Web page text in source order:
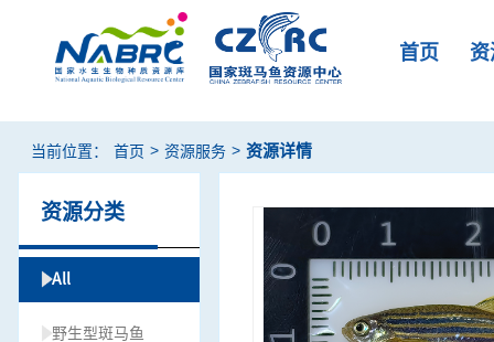
首页
当前位置： 首页 > 资源服务 > 资源详情
资源分类
All
野生型斑马鱼